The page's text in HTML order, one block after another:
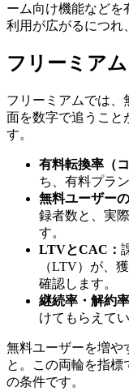
ーム向け機能などを
利用が広がるにつれ
フリーミア
フリーミアムでは、
面を数字で追うこと
す。
有料転換率（
ち、有料プラ
無料ユーザー
録者数と、実
す。
LTVとCAC：
（LTV）が、
確認します。
継続率・解約
けてもらえて
無料ユーザーを増や
と。この両輪を指標
の条件です。